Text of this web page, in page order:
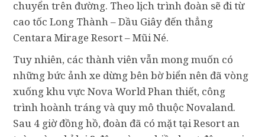
chuyển trên đường. Theo lịch trình đoàn sẽ đi từ
cao tốc Long Thành – Dầu Giây đến thẳng
Centara Mirage Resort – Mũi Né.
Tuy nhiên, các thành viên vẫn mong muốn có
những bức ảnh xe dừng bên bờ biển nên đã vòng
xuống khu vực Nova World Phan thiết, công
trình hoành tráng và quy mô thuộc Novaland.
Sau 4 giờ đồng hồ, đoàn đã có mặt tại Resort an